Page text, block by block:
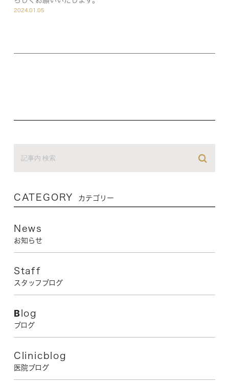
2024.01.05
CATEGORY カテゴリー
News
お知らせ
Staff
スタッフブログ
Blog
ブログ
Clinicblog
医院ブログ